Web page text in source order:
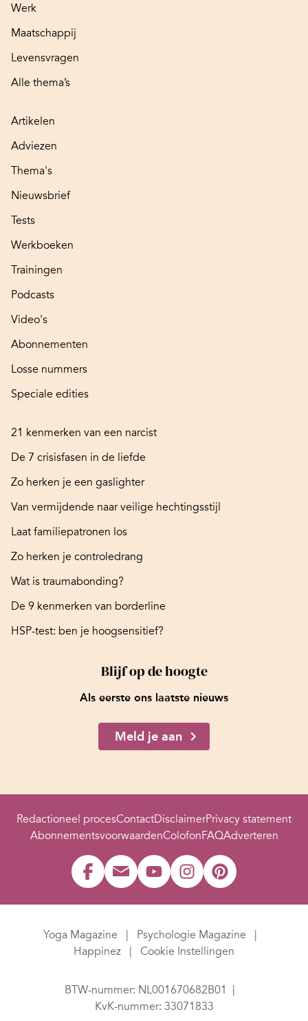
Werk
Maatschappij
Levensvragen
Alle thema’s
Artikelen
Adviezen
Thema's
Nieuwsbrief
Tests
Werkboeken
Trainingen
Podcasts
Video's
Abonnementen
Losse nummers
Speciale edities
21 kenmerken van een narcist
De 7 crisisfasen in de liefde
Zo herken je een gaslighter
Van vermijdende naar veilige hechtingsstijl
Laat familiepatronen los
Zo herken je controledrang
Wat is traumabonding?
De 9 kenmerken van borderline
HSP-test: ben je hoogsensitief?
Blijf op de hoogte
Als eerste ons laatste nieuws
Meld je aan
Redactioneel procesContactDisclaimerPrivacy statement
AbonnementsvoorwaardenColofonFAQAdverteren
Yoga Magazine
Psychologie Magazine
Happinez
Cookie Instellingen
BTW-nummer: NL001670682B01
KvK-nummer: 33071833